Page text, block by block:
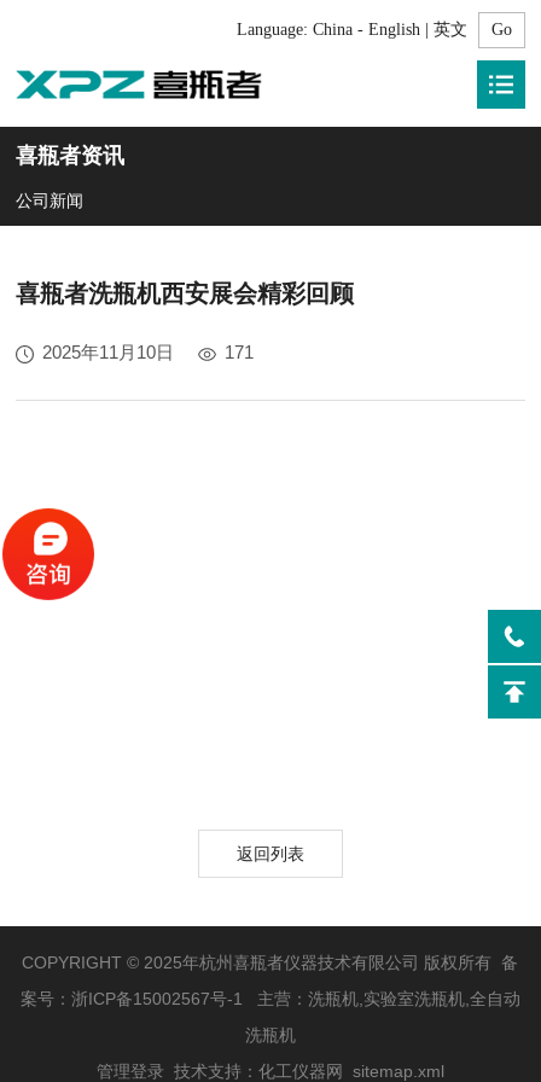
Language: China - English | 英文
喜瓶者资讯
公司新闻
喜瓶者洗瓶机西安展会精彩回顾
2025年11月10日 171
返回列表
COPYRIGHT © 2025年杭州喜瓶者仪器技术有限公司 版权所有 备
案号： 浙ICP备15002567号-1
主营：洗瓶机,实验室洗瓶机,全自动
洗瓶机
管理登录 技术支持： 化工仪器网 sitemap.xml